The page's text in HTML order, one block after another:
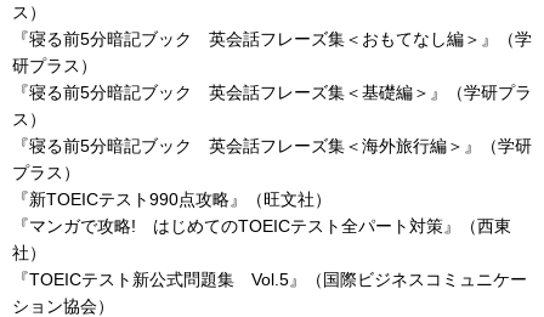
ス）
『寝る前5分暗記ブック 英会話フレーズ集＜おもてなし編＞』（学
研プラス）
『寝る前5分暗記ブック 英会話フレーズ集＜基礎編＞』（学研プラ
ス）
『寝る前5分暗記ブック 英会話フレーズ集＜海外旅行編＞』（学研
プラス）
『新TOEICテスト990点攻略』（旺文社）
『マンガで攻略! はじめてのTOEICテスト全パート対策』（西東
社）
『TOEICテスト新公式問題集 Vol.5』（国際ビジネスコミュニケー
ション協会）